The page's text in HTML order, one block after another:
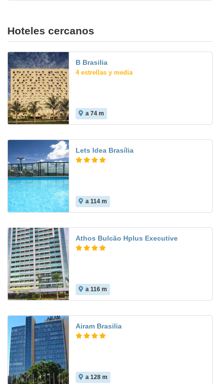
Hoteles cercanos
B Brasilia
4 estrellas y media
a 74 m
Lets Idea Brasília
a 114 m
Athos Bulcão Hplus Executive
a 116 m
Airam Brasilia
a 128 m